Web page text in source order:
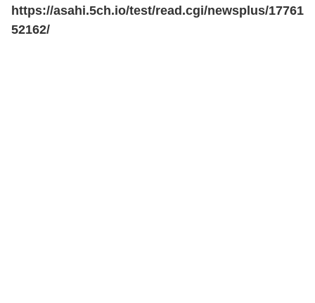
https://asahi.5ch.io/test/read.cgi/newsplus/17761
52162/